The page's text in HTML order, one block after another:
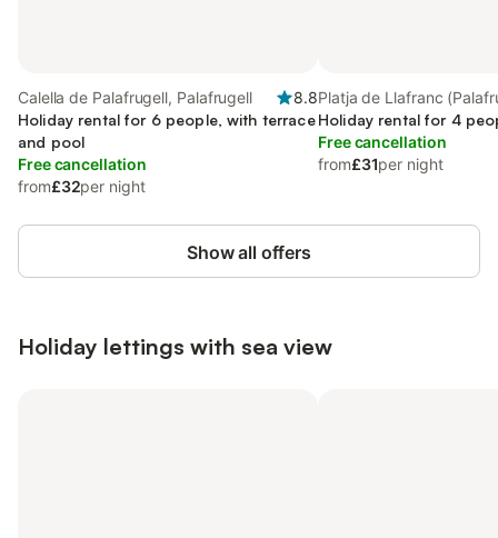
Calella de Palafrugell, Palafrugell
8.8
Holiday rental for 6 people, with terrace
and pool
Free cancellation
from£32per night
Platja de Llafranc
Palafrugell
Holiday rental for 4
Free cancellation
from£31per night
Show all offers
Holiday lettings with sea view